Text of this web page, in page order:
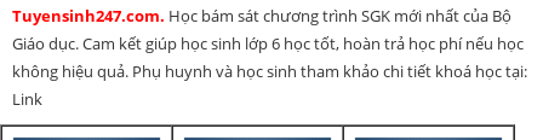
Tuyensinh247.com. Học bám sát chương trình SGK mới nhất của Bộ
Giáo dục. Cam kết giúp học sinh lớp 6 học tốt, hoàn trả học phí nếu học
không hiệu quả. Phụ huynh và học sinh tham khảo chi tiết khoá học tại:
Link